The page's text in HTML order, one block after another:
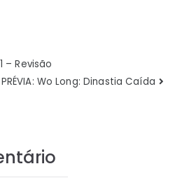
– Revisão
PRÉVIA: Wo Long: Dinastia Caída